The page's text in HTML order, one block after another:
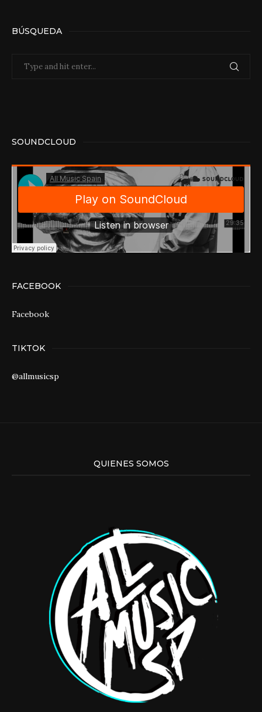
BÚSQUEDA
SOUNDCLOUD
FACEBOOK
Facebook
TIKTOK
@allmusicsp
QUIENES SOMOS